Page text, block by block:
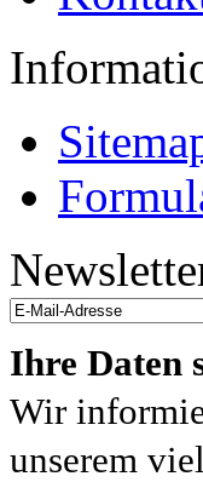
Ihre Daten
Wir
unserem